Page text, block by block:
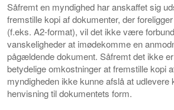
Såfremt en myndighed har anskaffet sig
fremstille kopi af dokumenter, der
(f.eks. A2-format), vil det ikke være
vanskeligheder at imødekomme en
pågældende dokument. Såfremt det ikke
betydelige omkostninger at fremstille kopi
myndigheden ikke kunne afslå at udlevere
henvisning til dokumentets form.